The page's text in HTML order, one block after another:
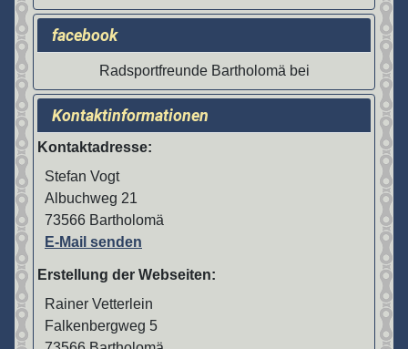
facebook
Radsportfreunde Bartholomä bei
Kontaktinformationen
Kontaktadresse:
Stefan Vogt
Albuchweg 21
73566 Bartholomä
E-Mail senden
Erstellung der Webseiten:
Rainer Vetterlein
Falkenbergweg 5